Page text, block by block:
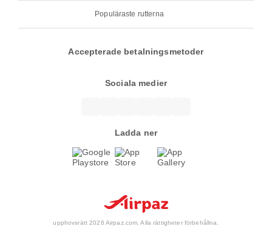
Populäraste rutterna
Accepterade betalningsmetoder
Sociala medier
Ladda ner
upphovsrätt 2026 Airpaz.com. Alla rättigheter förbehållna.